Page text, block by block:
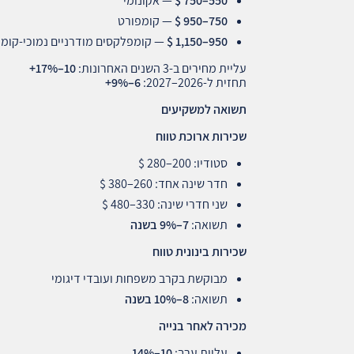
750–950 $
— קומפורט
950–1,150 $
— קומפלקסים מודרניים
עליית מחירים ב‑3 השנים האחרונות:
10–17%+
תחזית ל‑2026–2027:
6–9%+
תשואה למשקיעים
שכירות ארוכת טווח
סטודיו: 200–280 $
חדר שינה אחד: 260–380 $
שני חדרי שינה: 330–480 $
תשואה:7–9%
בשנה
שכירות בינונית טווח
מבוקשת בקרב משפחות ועובדי דיגומי
תשואה:8–10%
בשנה
מכירה לאחר בנייה